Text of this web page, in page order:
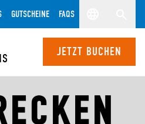
GUTSCHEINE FAQS
JETZT BUCHEN